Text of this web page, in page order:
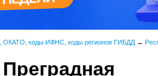
ОКАТО, коды ИФНС, коды регионов ГИБДД →